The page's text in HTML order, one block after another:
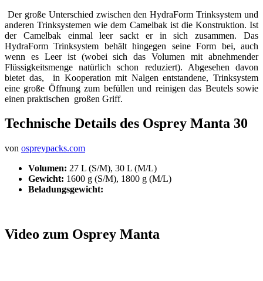
Der große Unterschied zwischen den HydraForm Trinksystem und
anderen Trinksystemen wie dem Camelbak ist die Konstruktion. Ist
der Camelbak einmal leer sackt er in sich zusammen. Das
HydraForm Trinksystem behält hingegen seine Form bei, auch
wenn es Leer ist (wobei sich das Volumen mit abnehmender
Flüssigkeitsmenge natürlich schon reduziert). Abgesehen davon
bietet das, in Kooperation mit Nalgen entstandene, Trinksystem
eine große Öffnung zum befüllen und reinigen das Beutels sowie
einen praktischen großen Griff.
Technische Details des Osprey Manta 30
von ospreypacks.com
Volumen: 27 L (S/M), 30 L (M/L)
Gewicht: 1600 g (S/M), 1800 g (M/L)
Beladungsgewicht:
Video zum Osprey Manta